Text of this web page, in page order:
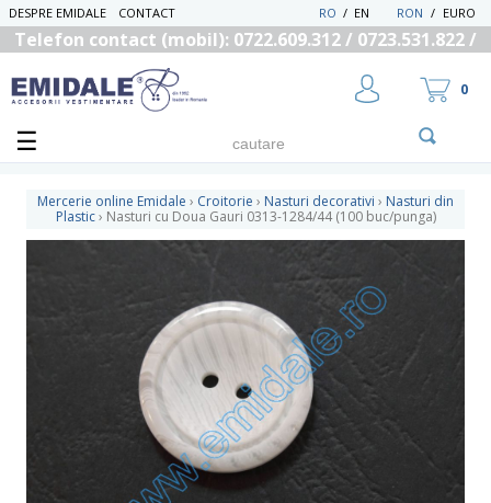
DESPRE EMIDALE CONTACT RON / EURO
EN
/
RO
Telefon contact (mobil): 0722.609.312 / 0723.531.822 /
UTILIZATOR NOU
RECUPEREAZA PAROLA
0
Mercerie online Emidale › Croitorie › Nasturi decorativi › Nasturi din
Plastic › Nasturi cu Doua Gauri 0313-1284/44 (100 buc/punga)